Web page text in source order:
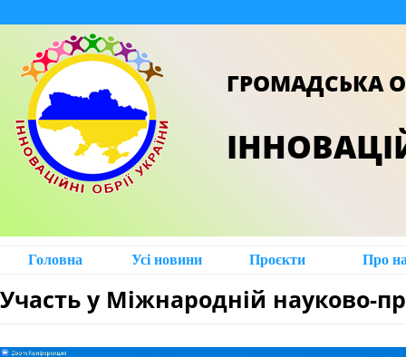
ГРОМАДСЬКА
Головна Усі новини Проєкти Про
Участь у Міжнародній науково-